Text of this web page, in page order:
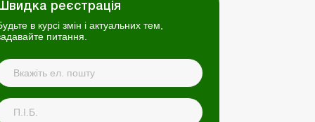
реєстрація
в курсі змін і актуальних тем,
питання.